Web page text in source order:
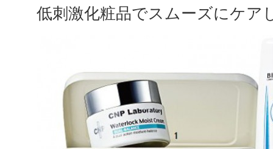
低刺激化粧品でスムーズにケア